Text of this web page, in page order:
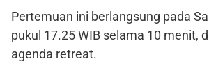
Pertemuan ini berlangsung pada
pukul 17.25 WIB selama 10 menit,
agenda retreat.